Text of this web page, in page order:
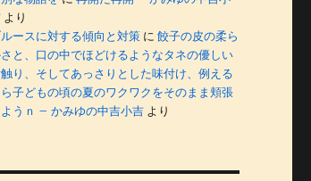
より
ースに対する傾向と対策 に餃子の皮の柔ら
と、口の中でほどけるようなタネの優しい
り、そしてあっさりとした味付け、例える
子どもの頃の夏のワクワクをそのまま頬張
うｎ – かみゆの中吉小吉 より